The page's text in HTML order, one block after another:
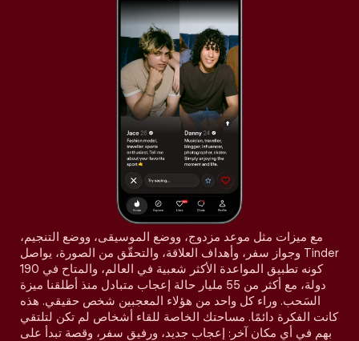
مع ميزات مثل موعد مزدوج، ووضع الموسيقى، ووضع التنجيم،
وجواز سفر، وأهداف العلاقة، والتحقّق من الصورة، يواصل Tinder
كونه تطبيق المواعدة الأكثر شعبية في العالم، والمتاح في 190
دولة، مع أكثر من 55 مليار حالة إعجاب متبادل منذ أطلقنا ميزة
السَحب. وراء كل واحد من هؤلاء المعجبين شخص حقيقي. هذه
كانت الفكرة دائمًا. مساحتك الخاصة للقاء أشخاص لم تكن لتلتقي
بهم في أي مكان آخر: إعجاب جديد، ورفيق سفر، وقصة تبدأ على